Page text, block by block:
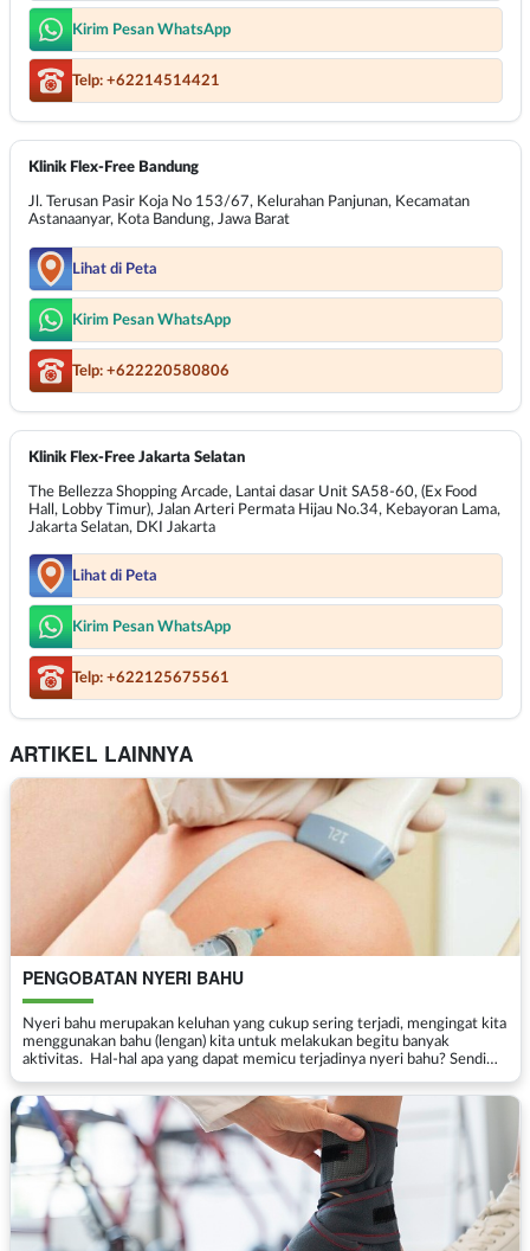
Kirim Pesan WhatsApp
Telp: +62214514421
Klinik Flex-Free Bandung
Jl. Terusan Pasir Koja No 153/67, Kelurahan Panjunan, Kecamatan
Astanaanyar, Kota Bandung, Jawa Barat
Lihat di Peta
Kirim Pesan WhatsApp
Telp: +622220580806
Klinik Flex-Free Jakarta Selatan
The Bellezza Shopping Arcade, Lantai dasar Unit SA58-60, (Ex Food
Hall, Lobby Timur), Jalan Arteri Permata Hijau No.34, Kebayoran Lama,
Jakarta Selatan, DKI Jakarta
Lihat di Peta
Kirim Pesan WhatsApp
Telp: +622125675561
ARTIKEL LAINNYA
PENGOBATAN NYERI BAHU
Nyeri bahu merupakan keluhan yang cukup sering terjadi, mengingat kita
menggunakan bahu (lengan) kita untuk melakukan begitu banyak
aktivitas. Hal-hal apa yang dapat memicu terjadinya nyeri bahu? Sendi